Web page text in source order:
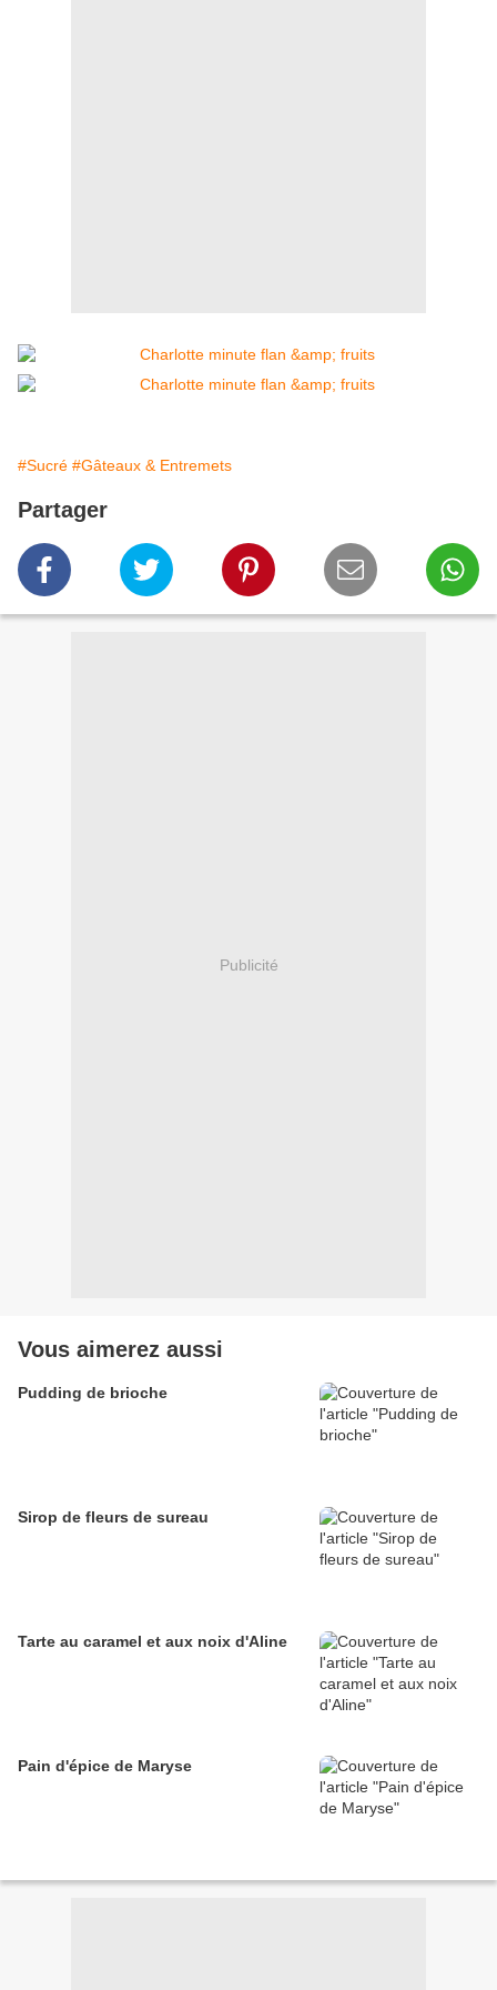
#Sucré #Gâteaux & Entremets
Partager
Publicité
Vous aimerez aussi
Pudding de brioche
Sirop de fleurs de sureau
Tarte au caramel et aux noix d'Aline
Pain d'épice de Maryse